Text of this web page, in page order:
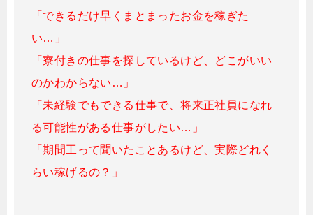
「できるだけ早くまとまったお金を稼ぎた
い…」
「寮付きの仕事を探しているけど、どこがいい
のかわからない…」
「未経験でもできる仕事で、将来正社員になれ
る可能性がある仕事がしたい…」
「期間工って聞いたことあるけど、実際どれく
らい稼げるの？」